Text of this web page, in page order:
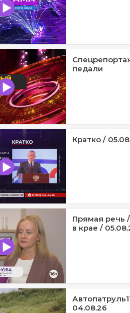
педали
Кратко /
Прямая речь
в крае /
04.08.26